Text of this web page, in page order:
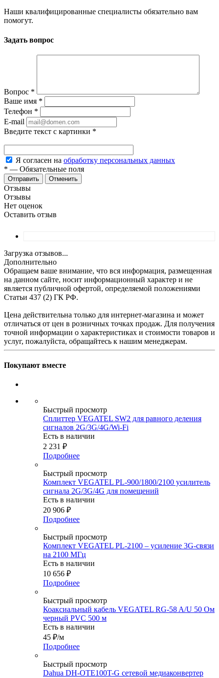
Наши квалифицированные специалисты обязательно вам
помогут.
Задать вопрос
Вопрос *
Ваше имя *
Телефон *
E-mail
Введите текст с картинки *
Я согласен на обработку персональных данных
* — Обязательные поля
Отменить
Отзывы
Отзывы
Нет оценок
Оставить отзыв
Загрузка отзывов...
Дополнительно
Обращаем ваше внимание, что вся информация, размещенная
на данном сайте, носит информационный характер и не
является публичной офертой, определяемой положениями
Статьи 437 (2) ГК РФ.
Цена действительна только для интернет-магазина и может
отличаться от цен в розничных точках продаж. Для получения
точной информации о характеристиках и стоимости товаров и
услуг, пожалуйста, обращайтесь к нашим менеджерам.
Покупают вместе
Быстрый просмотр
Сплиттер VEGATEL SW2 для равного деления
сигналов 2G/3G/4G/Wi-Fi
Есть в наличии
2 231 ₽
Подробнее
Быстрый просмотр
Комплект VEGATEL PL-900/1800/2100 усилитель
сигнала 2G/3G/4G для помещений
Есть в наличии
20 906 ₽
Подробнее
Быстрый просмотр
Комплект VEGATEL PL-2100 – усиление 3G-связи
на 2100 МГц
Есть в наличии
10 656 ₽
Подробнее
Быстрый просмотр
Коаксиальный кабель VEGATEL RG-58 A/U 50 Ом
черный PVC 500 м
Есть в наличии
45 ₽/м
Подробнее
Быстрый просмотр
Dahua DH-OTE100T-G сетевой медиаконвертер